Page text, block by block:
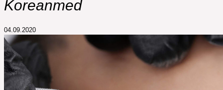
Koreanmed
04.09.2020